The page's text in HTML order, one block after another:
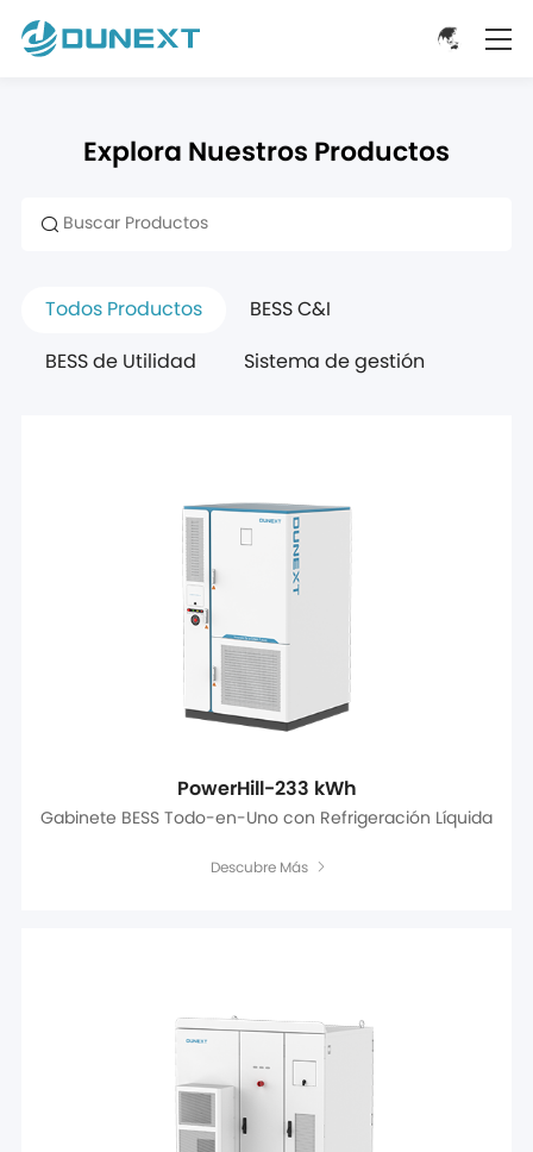
Explora Nuestros Productos
Todos Productos BESS C&I
BESS de Utilidad Sistema de gestión
PowerHill-233 kWh
Gabinete BESS Todo-en-Uno con Refrigeración Líquida
Descubre Más